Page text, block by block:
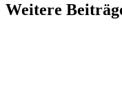
Weitere